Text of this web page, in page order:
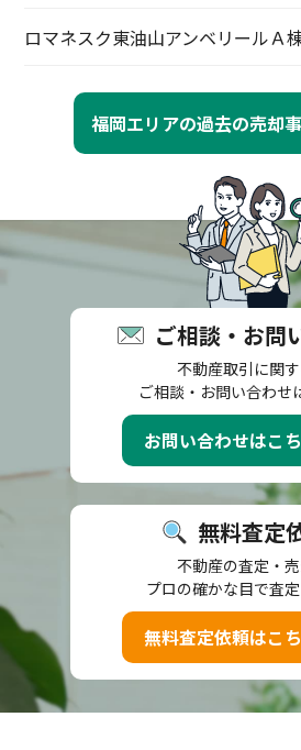
福岡エリアの過去の売却
ロマネスク東油山アンベリールＡ
ご相談・お問
不動産取引に関
ご相談・お問い合わせ
お問い合わせはこ
無料査定
不動産の査定・
プロの確かな目で査
無料査定依頼はこ